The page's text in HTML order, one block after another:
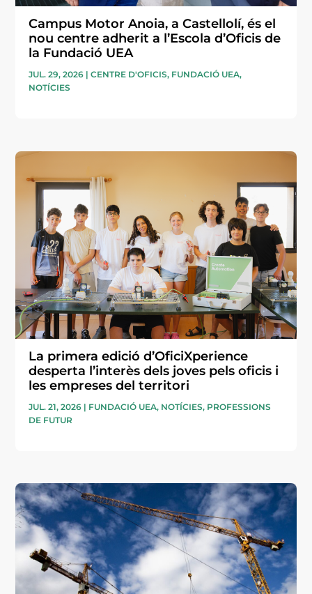
Campus Motor Anoia, a Castellolí, és el
nou centre adherit a l’Escola d’Oficis de
la Fundació UEA
JUL. 29, 2026 |CENTRE D'OFICIS, FUNDACIÓ UEA,
NOTÍCIES
La primera edició d’OficiXperience
desperta l’interès dels joves pels oficis i
les empreses del territori
JUL. 21, 2026 | FUNDACIÓ UEA, NOTÍCIES, PROFESSIONS
DE FUTUR